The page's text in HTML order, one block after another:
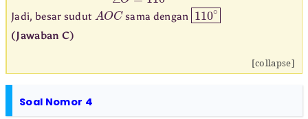
Jadi, besar sudut AOC sama dengan 110∘
(Jawaban C)
[collapse]
Soal Nomor 4